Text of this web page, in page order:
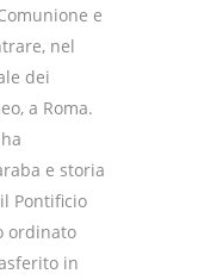
e
nel
dei
a Roma.
e storia
Pontificio
ordinato
in